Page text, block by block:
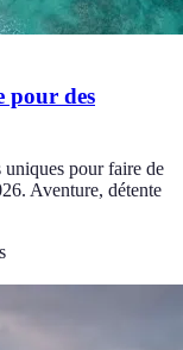
pour des
pour faire de
Aventure, détente